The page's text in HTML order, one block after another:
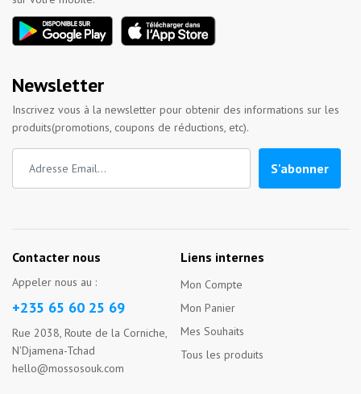
Newsletter
Inscrivez vous à la newsletter pour obtenir des informations sur les
produits(promotions, coupons de réductions, etc).
S'abonner
Contacter nous
Appeler nous au :
+235 65 60 25 69
Rue 2038, Route de la Corniche,
N'Djamena-Tchad
hello@mossosouk.com
Liens internes
Mon Compte
Mon Panier
Mes Souhaits
Tous les produits